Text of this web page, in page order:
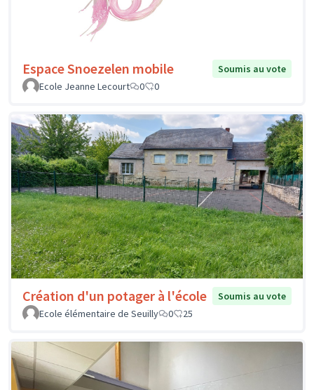
Espace Snoezelen mobile
Soumis au vote
Ecole Jeanne Lecourt
0 0
Création d'un potager à l'école
Soumis au vote
Ecole élémentaire de Seuilly
0 25